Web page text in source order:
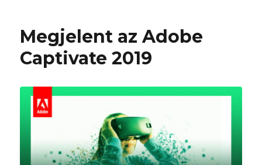
Megjelent az Adobe
Captivate 2019